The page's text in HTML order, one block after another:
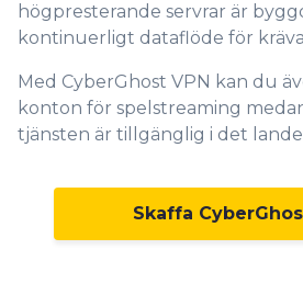
högpresterande servrar är
kontinuerligt dataflöde för
Med CyberGhost VPN kan du
konton för spelstreaming
tjänsten är tillgänglig i det
Skaffa